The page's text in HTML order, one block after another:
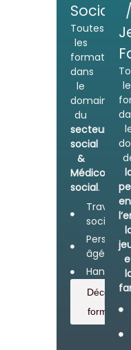
Social
Toutes
les
formations
dans
le
domaine
du
secteur
social
&
Médico-
social.
Travail
social
âgées
Handicap
formations
/